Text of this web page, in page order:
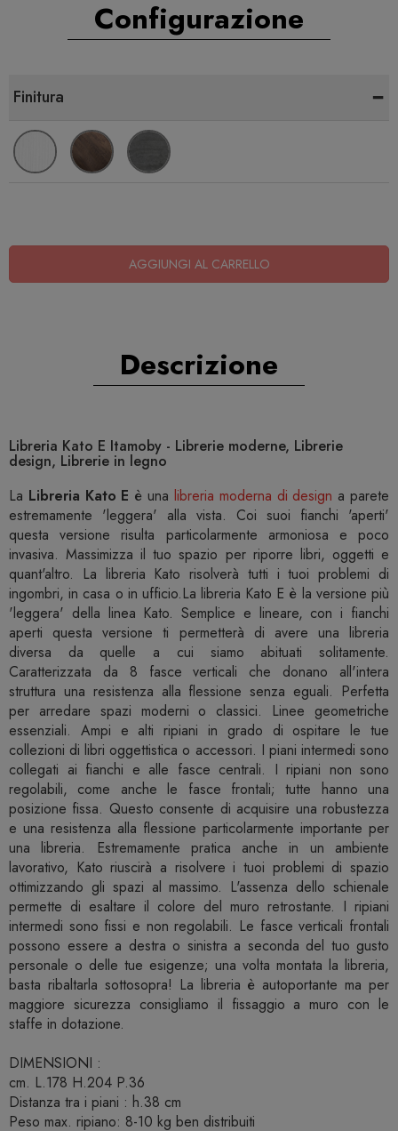
Configurazione
Finitura -
AGGIUNGI AL CARRELLO
Descrizione
Libreria Kato E Itamoby - Librerie moderne, Librerie
design, Librerie in legno
La Libreria Kato E è una libreria moderna di design a parete
estremamente 'leggera' alla vista. Coi suoi fianchi 'aperti'
questa versione risulta particolarmente armoniosa e poco
invasiva. Massimizza il tuo spazio per riporre libri, oggetti e
quant'altro. La libreria Kato risolverà tutti i tuoi problemi di
ingombri, in casa o in ufficio.La libreria Kato E è la versione più
'leggera' della linea Kato. Semplice e lineare, con i fianchi
aperti questa versione ti permetterà di avere una libreria
diversa da quelle a cui siamo abituati solitamente.
Caratterizzata da 8 fasce verticali che donano all'intera
struttura una resistenza alla flessione senza eguali. Perfetta
per arredare spazi moderni o classici. Linee geometriche
essenziali. Ampi e alti ripiani in grado di ospitare le tue
collezioni di libri oggettistica o accessori. I piani intermedi sono
collegati ai fianchi e alle fasce centrali. I ripiani non sono
regolabili, come anche le fasce frontali; tutte hanno una
posizione fissa. Questo consente di acquisire una robustezza
e una resistenza alla flessione particolarmente importante per
una libreria. Estremamente pratica anche in un ambiente
lavorativo, Kato riuscirà a risolvere i tuoi problemi di spazio
ottimizzando gli spazi al massimo. L'assenza dello schienale
permette di esaltare il colore del muro retrostante. I ripiani
intermedi sono fissi e non regolabili. Le fasce verticali frontali
possono essere a destra o sinistra a seconda del tuo gusto
personale o delle tue esigenze; una volta montata la libreria,
basta ribaltarla sottosopra! La libreria è autoportante ma per
maggiore sicurezza consigliamo il fissaggio a muro con le
staffe in dotazione.
DIMENSIONI :
cm. L.178 H.204 P.36
Distanza tra i piani : h.38 cm
Peso max. ripiano: 8-10 kg ben distribuiti